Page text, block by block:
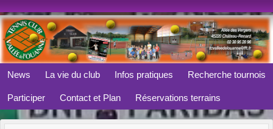
News La vie du club Infos pratiques Recherche tournois
Participer Contact et Plan Réservations terrains